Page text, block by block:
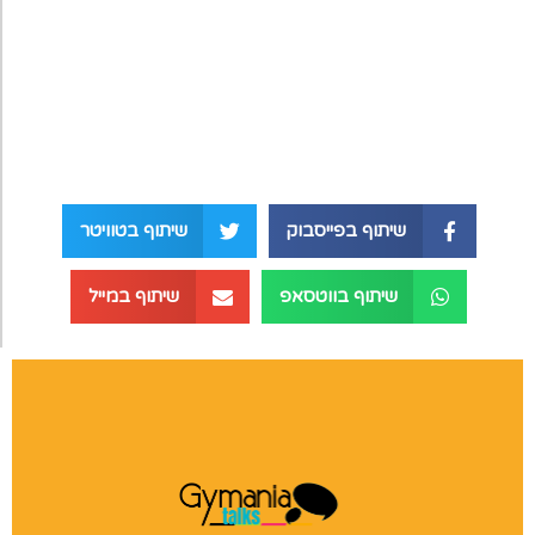
שיתוף בפייסבוק שיתוף בטוויטר
שיתוף בווטסאפ שיתוף במייל
הרצאות